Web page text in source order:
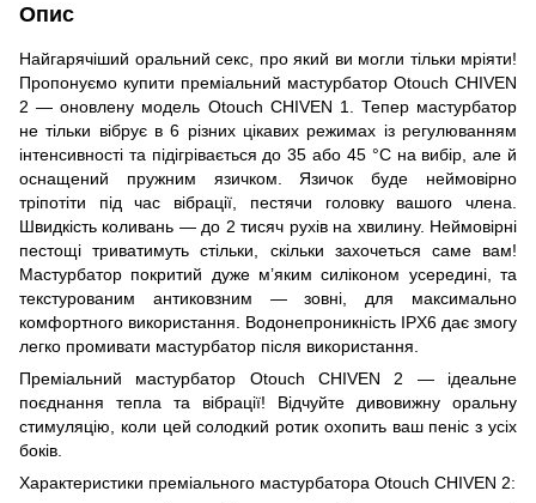
Опис
Найгарячіший оральний секс, про який ви могли тільки мріяти!
Пропонуємо купити преміальний мастурбатор Otouch CHIVEN
2 — оновлену модель Otouch CHIVEN 1. Тепер мастурбатор
не тільки вібрує в 6 різних цікавих режимах із регулюванням
інтенсивності та підігрівається до 35 або 45 °C на вибір, але й
оснащений пружним язичком. Язичок буде неймовірно
тріпотіти під час вібрації, пестячи головку вашого члена.
Швидкість коливань — до 2 тисяч рухів на хвилину. Неймовірні
пестощі триватимуть стільки, скільки захочеться саме вам!
Мастурбатор покритий дуже м’яким силіконом усередині, та
текстурованим антиковзним — зовні, для максимально
комфортного використання. Водонепроникність IPX6 дає змогу
легко промивати мастурбатор після використання.
Преміальний мастурбатор Otouch CHIVEN 2 — ідеальне
поєднання тепла та вібрації! Відчуйте дивовижну оральну
стимуляцію, коли цей солодкий ротик охопить ваш пеніс з усіх
боків.
Характеристики преміального мастурбатора Otouch CHIVEN 2: